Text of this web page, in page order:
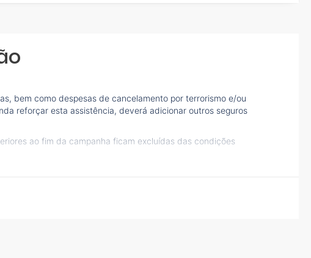
bem como despesas de cancelamento por terrorismo e/ou
reforçar esta assistência, deverá adicionar outros seguros
ao fim da campanha ficam excluídas das condições